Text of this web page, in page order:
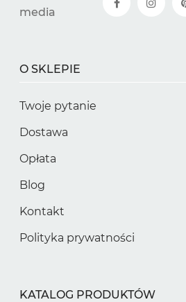
media
O SKLEPIE
Twoje pytanie
Dostawa
Opłata
Blog
Kontakt
Polityka prywatności
KATALOG PRODUKTÓW